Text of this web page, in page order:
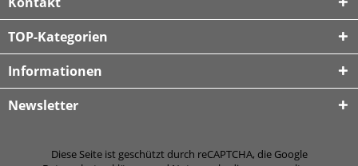
TOP-Kategorien
Informationen
Newsletter
Diese Seite ist geschützt durch reCAPTCHA, die Google